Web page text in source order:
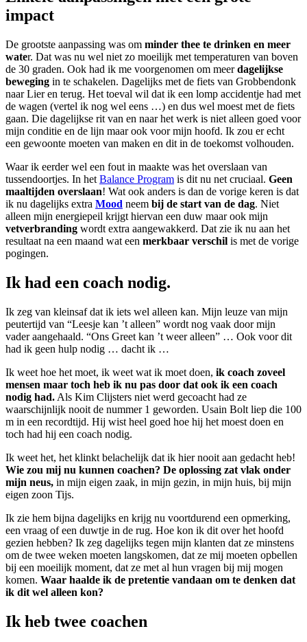
impact
De grootste aanpassing was om minder thee te drinken en meer
water. Dat was nu wel niet zo moeilijk met temperaturen van boven
de 30 graden. Ook had ik me voorgenomen om meerdagelijkse
beweging in te schakelen. Dagelijks met de fiets van Grobbendonk
naar Lier en terug. Het toeval wil dat ik een lomp accidentje had met
de wagen (vertel ik nog wel eens …) en dus wel moest met de fiets
gaan. Die dagelijkse rit van en naar het werk is niet alleen goed voor
mijn conditie en de lijn maar ook voor mijn hoofd. Ik zou er echt
een gewoonte moeten van maken en dit in de toekomst volhouden.
Waar ik eerder wel een fout in maakte was het overslaan van
tussendoortjes. In het Balance Program is dit nu net cruciaal. Geen
maaltijden overslaan! Wat ook anders is dan de vorige keren is dat
ik nu dagelijks extra Mood neem bij de start van de dag. Niet
alleen mijn energiepeil krijgt hiervan een duw maar ook mijn
vetverbranding wordt extra aangewakkerd. Dat zie ik nu aan het
resultaat na een maand wat een merkbaar verschil is met de vorige
pogingen.
Ik had een coach nodig.
Ik zeg van kleinsaf dat ik iets wel alleen kan. Mijn leuze van mijn
peutertijd van “Leesje kan ’t alleen” wordt nog vaak door mijn
vader aangehaald. “Ons Greet kan ’t weer alleen” … Ook voor dit
had ik geen hulp nodig … dacht ik …
Ik weet hoe het moet, ik weet wat ik moet doen, ik coach zoveel
mensen maar toch heb ik nu pas door dat ook ik een coach
nodig had. Als Kim Clijsters niet werd gecoacht had ze
waarschijnlijk nooit de nummer 1 geworden. Usain Bolt liep die 100
m in een recordtijd. Hij wist heel goed hoe hij het moest doen en
toch had hij een coach nodig.
Ik weet het, het klinkt belachelijk dat ik hier nooit aan gedacht heb!
Wie zou mij nu kunnen coachen? De oplossing zat vlak onder
mijn neus, in mijn eigen zaak, in mijn gezin, in mijn huis, bij mijn
eigen zoon Tijs.
Ik zie hem bijna dagelijks en krijg nu voortdurend een opmerking,
een vraag of een duwtje in de rug. Hoe kon ik dit over het hoofd
gezien hebben? Ik zeg dagelijks tegen mijn klanten dat ze minstens
om de twee weken moeten langskomen, dat ze mij moeten opbellen
bij een moeilijk moment, dat ze met al hun vragen bij mij mogen
komen. Waar haalde ik de pretentie vandaan om te denken dat
ik dit wel alleen kon?
Ik heb twee coachen